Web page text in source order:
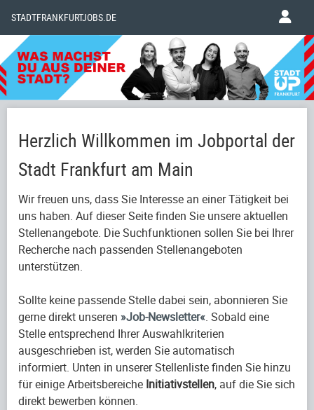
STADTFRANKFURTJOBS.DE
Herzlich Willkommen im Jobportal der
Stadt Frankfurt am Main
Wir freuen uns, dass Sie Interesse an einer Tätigkeit bei
uns haben. Auf dieser Seite finden Sie unsere aktuellen
Stellenangebote. Die Suchfunktionen sollen Sie bei Ihrer
Recherche nach passenden Stellenangeboten
unterstützen.
Sollte keine passende Stelle dabei sein, abonnieren Sie
gerne direkt unseren Job-Newsletter . Sobald eine
Stelle entsprechend Ihrer Auswahlkriterien
ausgeschrieben ist, werden Sie automatisch
informiert. Unten in unserer Stellenliste finden Sie hinzu
für einige Arbeitsbereiche Initiativstellen, auf die Sie sich
direkt bewerben können.